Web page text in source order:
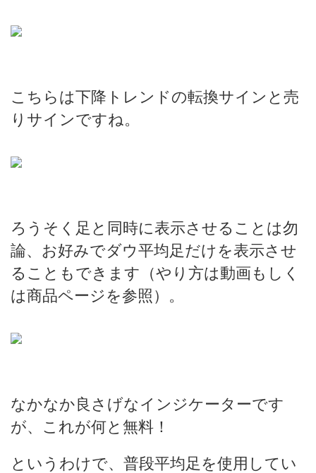
こちらは下降トレンドの転換サインと売
りサインですね。
ろうそく足と同時に表示させることは勿
論、お好みでダウ平均足だけを表示させ
ることもできます（やり方は動画もしく
は商品ページを参照）。
なかなか良さげなインジケーターです
が、これが何と無料！
というわけで、普段平均足を使用してい